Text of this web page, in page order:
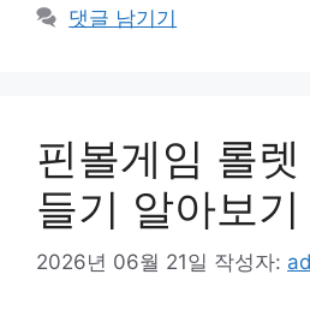
리
그
댓글 남기기
핀볼게임 롤
들기 알아보기
2026년 06월 21일 작성자: